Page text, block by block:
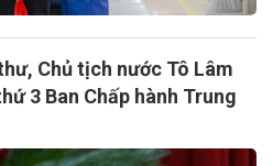
Chủ tịch nước Tô Lâm
3 Ban Chấp hành Trung